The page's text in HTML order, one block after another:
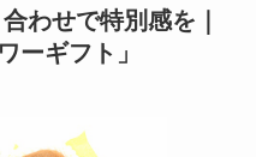
わせで特別感を｜
ーギフト」